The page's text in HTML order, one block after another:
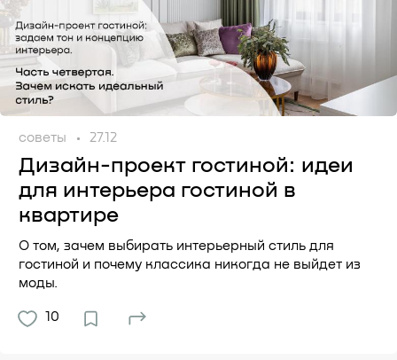
советы 27.12
Дизайн-проект гостиной: идеи
для интерьера гостиной в
квартире
О том, зачем выбирать интерьерный стиль для
гостиной и почему классика никогда не выйдет из
моды.
10